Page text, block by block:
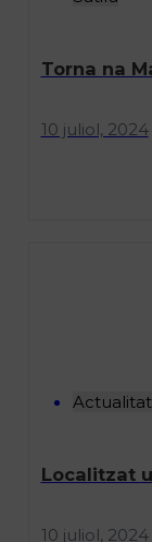
Torna na
10 juliol, 2024
Actualitat
Localitzat
10 juliol, 2024